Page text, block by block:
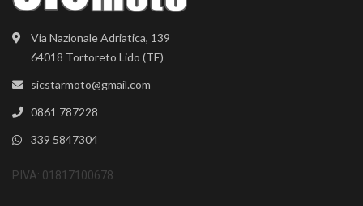
Via Nazionale Adriatica, 139
64018 Tortoreto Lido (TE)
sicstarmoto@gmail.com
0861 787228
339 5847304
P.IVA: 01817100678